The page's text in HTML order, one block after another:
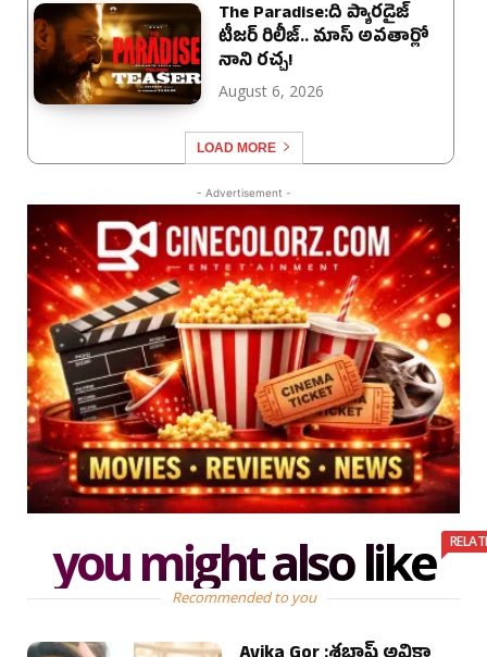
The Paradise:ది ప్యారడైజ్
టీజర్ రిలీజ్.. మాస్ అవతార్లో
నాని రచ్చ!
August 6, 2026
LOAD MORE
- Advertisement -
you might also like
Recommended to you